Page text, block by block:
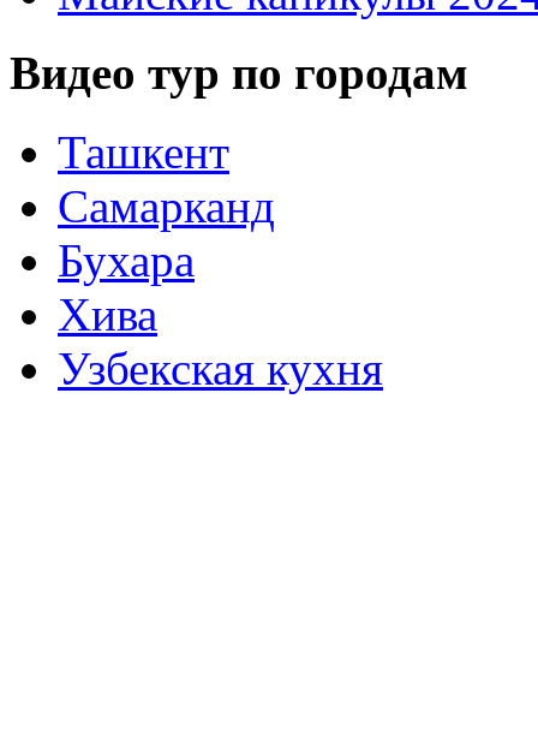
Видео тур по городам
Ташкент
Самарканд
Бухара
Хива
Узбекская кухня